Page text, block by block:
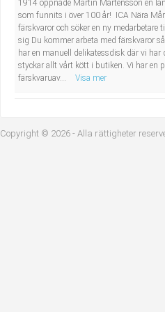
Industriell tillverkning
Installation, drift,
Kropps- och skönhetsvård
Behandlingsassistent/
Tandsköterska
Budbilsförare
1914 öppnade Martin Mårtensson en
som funnits i över 100 år! ICA Nära
färskvaror och söker en ny medarbetare
sig Du kommer arbeta med färskvaror
har en manuell delikatessdisk där vi har
styckar allt vårt kött i butiken. Vi har en
färskvaruav...
Visa mer
Copyright © 2026 - Alla rättigheter